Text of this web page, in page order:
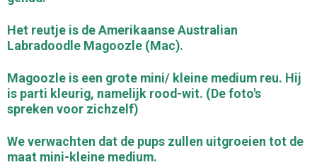
Het reutje is de Amerikaanse Australian
Labradoodle Magoozle (Mac).
Magoozle is een grote mini/ kleine medium reu. Hij
is parti kleurig, namelijk rood-wit. (De foto's
spreken voor zichzelf)
We verwachten dat de pups zullen uitgroeien tot de
maat mini-kleine medium.